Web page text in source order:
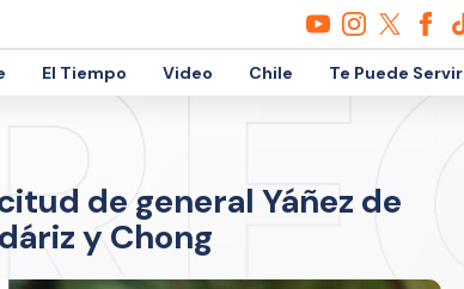
El Tiempo Video Chile Te Puede Servir
de general Yáñez de
y Chong